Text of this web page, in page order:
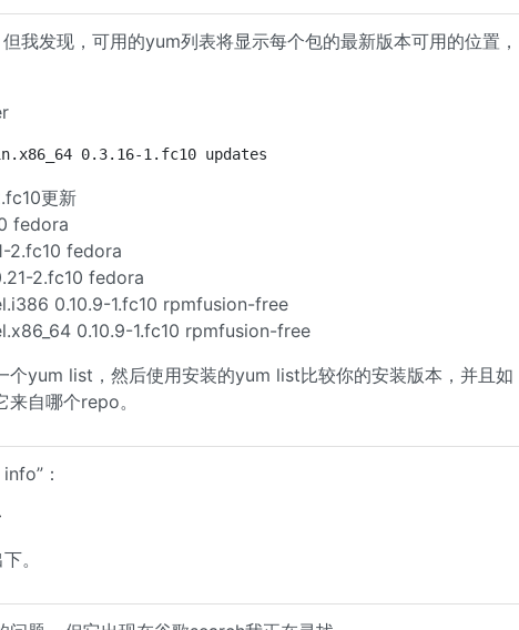
我发现，可用的yum列表将显示每个包的最新版本可用的位置，
0.3.16-1.fc10 updates
更新
fedora
2.fc10 fedora
2.fc10 fedora
0.10.9-1.fc10 rpmfusion-free
0.10.9-1.fc10 rpmfusion-free
个yum list，然后使用安装的yum list比较你的安装版本，并且如
自哪个repo。
：
。